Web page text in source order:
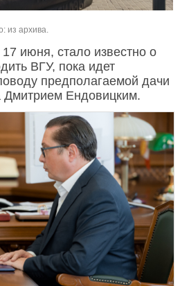
из архива.
июня, стало известно о
ВГУ, пока идет
предполагаемой дачи
Дмитрием Ендовицким.